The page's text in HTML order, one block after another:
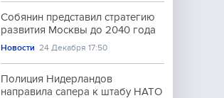
Собянин представил стратегию
развития Москвы до 2040 года
Новости 24 Декабря 17:50
Полиция Нидерландов
направила сапера к штабу НАТО